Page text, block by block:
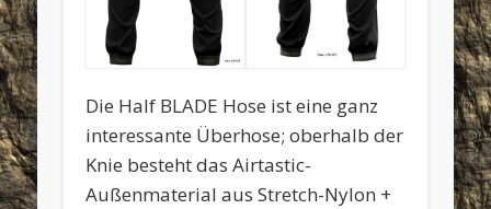
Die Half BLADE Hose ist eine ganz
interessante Überhose; oberhalb der
Knie besteht das Airtastic-
Außenmaterial aus Stretch-Nylon +